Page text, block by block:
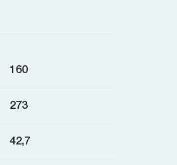
160
273
42,7